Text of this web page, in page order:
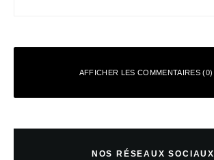
AFFICHER LES COMMENTAIRES (0)
NOS RÉSEAUX SOCIAUX